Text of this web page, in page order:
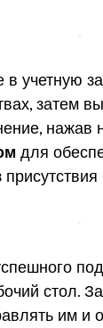
учетную
затем
нажав
для
стол.
им и